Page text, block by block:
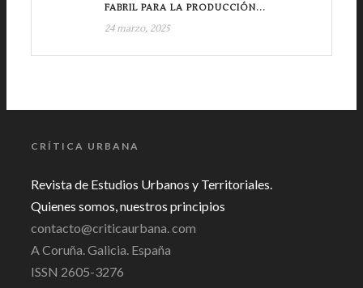
FABRIL PARA LA PRODUCCIÓN...
24 marzo, 2025
CRÍTICA URBANA
Revista de Estudios Urbanos y Territoriales.
Quienes somos, nuestros principios
contacto@criticaurbana. com
A Coruña. Galicia. España
ISSN 2605-3276